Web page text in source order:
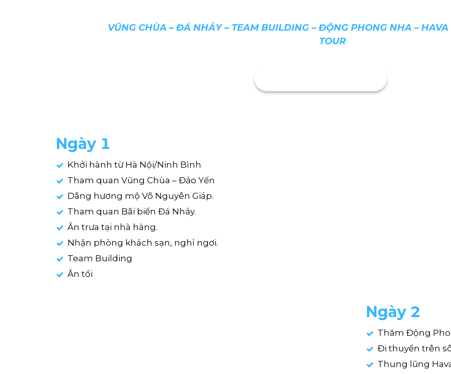
VŨNG CHÙA – ĐÁ NHẢY – TEAM BUILDING – ĐỘNG PHONG NHA – HAVA
TOUR
Ngày 1
Khởi hành từ Hà Nội/Ninh Bình
Tham quan Vũng Chùa – Đảo Yến
Dâng hương mộ Võ Nguyên Giáp.
Tham quan Bãi biển Đá Nhảy.
Ăn trưa tại nhà hàng.
Nhận phòng khách sạn, nghỉ ngơi.
Team Building
Ăn tối
Ngày 2
Thăm Động
Đi thuyền trên
Thung lũng